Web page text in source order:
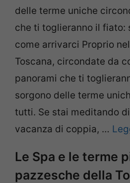
delle terme uniche
che ti toglieranno il fiato:
come arrivarci Proprio
Toscana, circondate da
panorami che ti
sorgono delle terme
tutti. Se stai meditando
vacanza di coppia, …
Le Spa e le terme
pazzesche della